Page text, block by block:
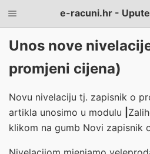
e-racuni.hr -
Unos nove
promjeni cijena)
Novu nivelaciju tj. zapisnik o
artikla unosimo u modulu
klikom na gumb Novi zapisnik